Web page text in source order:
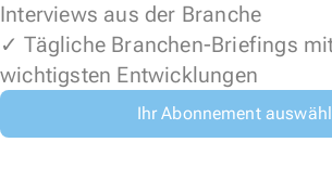
Interviews aus der Branche
✓ Tägliche Branchen-Briefings
wichtigsten Entwicklungen
Ihr Abonnement